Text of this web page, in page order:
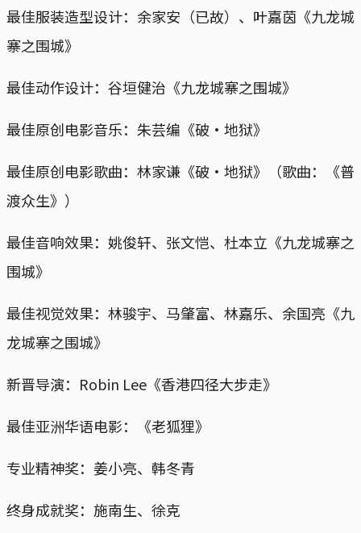
最佳服装造型设计：余家安（已故）、叶嘉茵《九龙城
寨之围城》
最佳动作设计：谷垣健治《九龙城寨之围城》
最佳原创电影音乐：朱芸编《破・地狱》
最佳原创电影歌曲：林家谦《破・地狱》（歌曲：《普
渡众生》）
最佳音响效果：姚俊轩、张文恺、杜本立《九龙城寨之
围城》
最佳视觉效果：林骏宇、马肇富、林嘉乐、余国亮《九
龙城寨之围城》
新晋导演：Robin Lee《香港四径大步走》
最佳亚洲华语电影：《老狐狸》
专业精神奖：姜小亮、韩冬青
终身成就奖：施南生、徐克